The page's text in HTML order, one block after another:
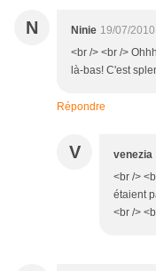
N Ninie 19/07/
<br /> <br />
là-bas! C'est
Répondre
V venezia
<br />
étaient
<br />